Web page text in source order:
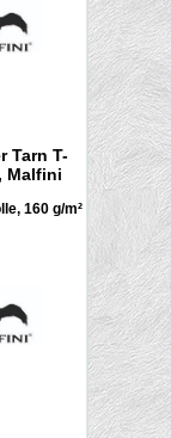
Tarn T-
Malfini
160 g/m²